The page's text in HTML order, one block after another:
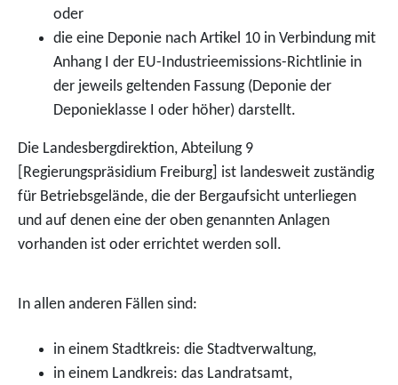
oder
die eine Deponie nach Artikel 10 in Verbindung mit
Anhang I der EU-Industrieemissions-Richtlinie in
der jeweils geltenden Fassung (Deponie der
Deponieklasse I oder höher) darstellt.
Die Landesbergdirektion, Abteilung 9
[Regierungspräsidium Freiburg] ist landesweit zuständig
für Betriebsgelände, die der Bergaufsicht unterliegen
und auf denen eine der oben genannten Anlagen
vorhanden ist oder errichtet werden soll.
In allen anderen Fällen sind:
in einem Stadtkreis: die Stadtverwaltung,
in einem Landkreis: das Landratsamt,